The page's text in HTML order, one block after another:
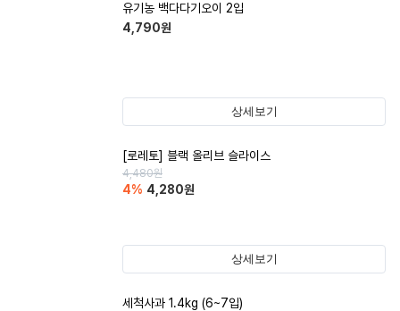
유기농 백다다기오이 2입
4,790원
상세보기
[로레토] 블랙 올리브 슬라이스
4,480원
4% 4,280원
상세보기
세척사과 1.4kg (6~7입)